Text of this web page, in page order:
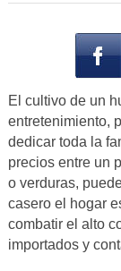
El cultivo de un
entretenimiento,
dedicar toda la
precios entre un
o verduras,
casero el hogar
combatir el alto
importados y